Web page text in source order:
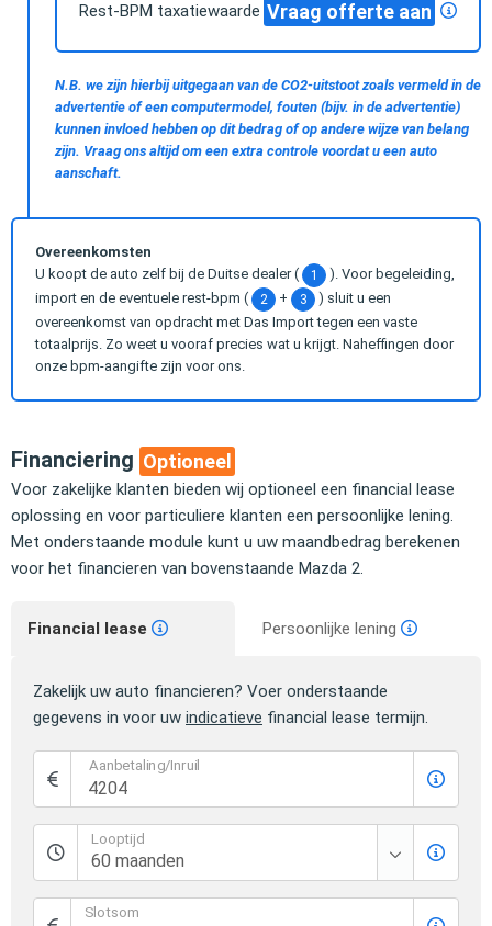
Rest-BPM taxatiewaarde Vraag offerte aan
N.B. we zijn hierbij uitgegaan van de CO2-uitstoot zoals vermeld in de
advertentie of een computermodel, fouten (bijv. in de advertentie)
kunnen invloed hebben op dit bedrag of op andere wijze van belang
zijn. Vraag ons altijd om een extra controle voordat u een auto
aanschaft.
Overeenkomsten
U koopt de auto zelf bij de Duitse dealer (
1
). Voor begeleiding,
import en de eventuele rest-bpm (
2 + 3
) sluit u een
overeenkomst van opdracht met Das Import tegen een vaste
totaalprijs. Zo weet u vooraf precies wat u krijgt. Naheffingen door
onze bpm-aangifte zijn voor ons.
Financiering Optioneel
Voor zakelijke klanten bieden wij optioneel een financial lease
oplossing en voor particuliere klanten een persoonlijke lening.
Met onderstaande module kunt u uw maandbedrag berekenen
voor het financieren van bovenstaande Mazda 2.
Financial lease Persoonlijke lening
Zakelijk uw auto financieren? Voer onderstaande
gegevens in voor uw indicatieve financial lease termijn.
Aanbetaling/Inruil
Looptijd
Slotsom